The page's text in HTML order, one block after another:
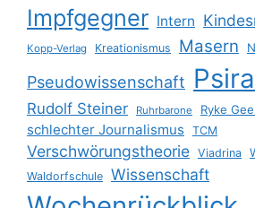
Impfgegner Intern
Kopp-Verlag Kreationismus Masern
Pseudowissenschaft
Rudolf Steiner Ruhrbarone Ryke
schlechter Journalismus TCM
Verschwörungstheorie Viadrina
Waldorfschule Wissenschaft